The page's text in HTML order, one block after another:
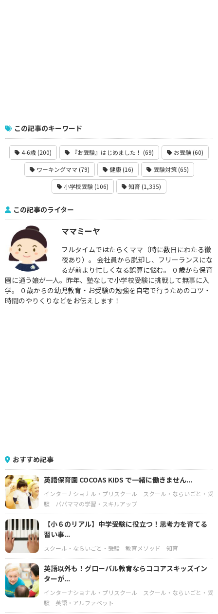
この記事のキーワード
4-6歳 (200) 『お受験』はじめました！ (69) お受験 (60)
ワーキングママ (79) 健康 (16) 受験対策 (65)
小学校受験 (106) 知育 (1,335)
この記事のライター
ママミーヤ
フルタイムではたらくママ（時に数日にわたる徹
夜あり）。 会社員から脱却し、フリーランスにな
るが前より忙しくなる誤算に悩む。 ０歳から保育
園に通う娘が一人。昨年、塾なしで小学校受験に挑戦して無事に入
学。 ０歳からの幼児教育・お受験の勉強を自宅で行うためのコツ・
時間のやりくりなどをお伝えします！
おすすめ記事
英語保育園 COCOAS KIDS で一緒に働きません...
インターナショナル・プリスクール
スクール・ならいごと・受
験
パパママの学習・スキルアップ
【小６のリアル】中学受験に役立つ！思考力を育てる
習い事...
スクール・ならいごと・受験 教育メソッド 知育
英語以外も！グローバル教育ならココアスキッズイン
ターが...
インターナショナル・プリスクール
スクール・ならいごと・受
験
英語・アルファベット